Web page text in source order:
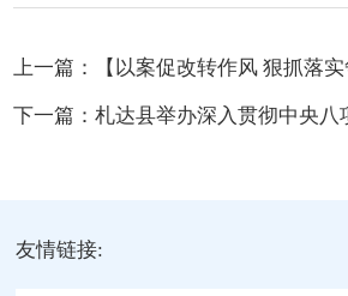
上一篇：
下一篇：
友情链接: